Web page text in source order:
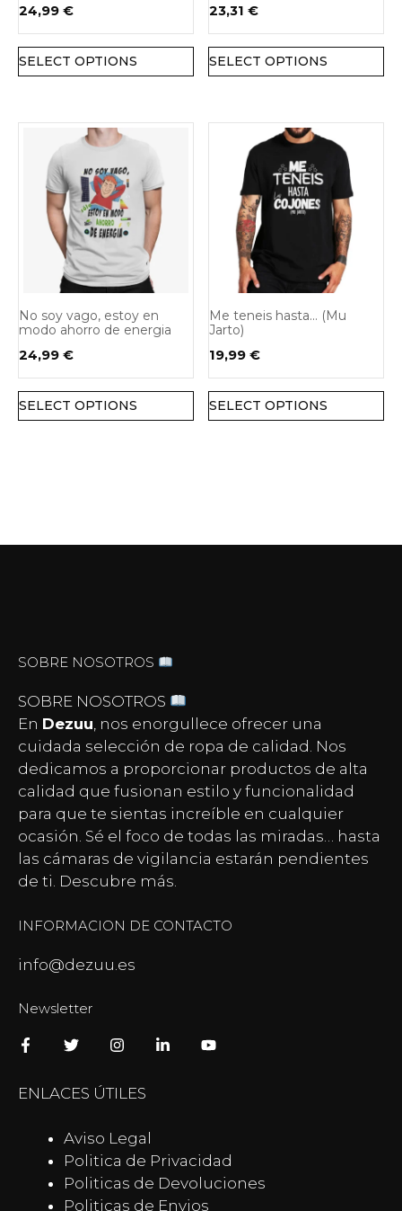
24,99 €
SELECT OPTIONS
23,31€
SELECT OPTIONS
No soy vago, estoy en
modo ahorro de energia
24,99 €
SELECT OPTIONS
Me teneis hasta… (Mu
Jarto)
19,99€
SELECT OPTIONS
SOBRE NOSOTROS
SOBRE NOSOTROS
En Dezuu, nos enorgullece ofrecer una
cuidada selección de ropa de calidad. Nos
dedicamos a proporcionar productos de alta
calidad que fusionan estilo y funcionalidad
para que te sientas increíble en cualquier
ocasión. Sé el foco de todas las miradas… hasta
las cámaras de vigilancia estarán pendientes
de ti. Descubre más.
INFORMACION DE CONTACTO
info@dezuu.es
Newsletter
ENLACES ÚTILES
Aviso Legal
Politica de Privacidad
Politicas de Devoluciones
Politicas de Envios